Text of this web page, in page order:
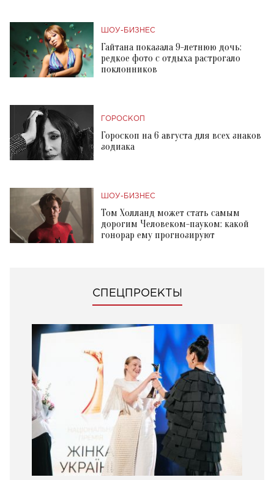
ШОУ-БИЗНЕС
Гайтана показала 9-летнюю дочь:
редкое фото с отдыха растрогало
поклонников
ГОРОСКОП
Гороскоп на 6 августа для всех знаков
зодиака
ШОУ-БИЗНЕС
Том Холланд может стать самым
дорогим Человеком-пауком: какой
гонорар ему прогнозируют
СПЕЦПРОЕКТЫ